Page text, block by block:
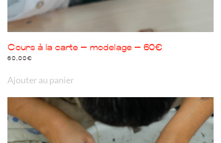
Cours à la carte – modelage – 60€
60,00€
Ajouter au panier